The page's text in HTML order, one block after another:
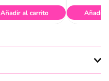
Añadir al carrito Añadir